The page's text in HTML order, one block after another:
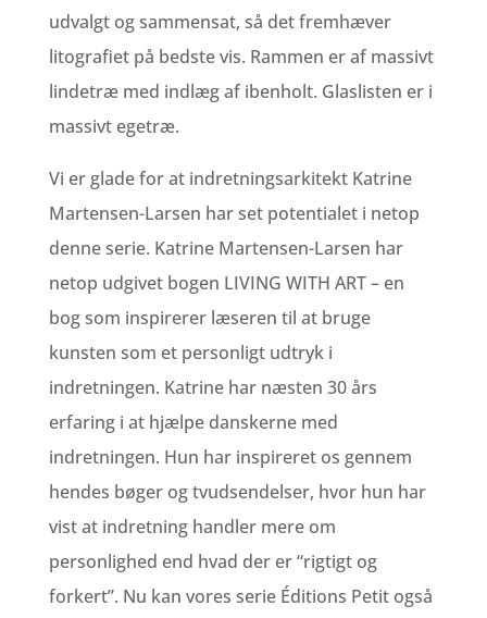
udvalgt og sammensat, så det fremhæver
litografiet på bedste vis. Rammen er af massivt
lindetræ med indlæg af ibenholt. Glaslisten er i
massivt egetræ.
Vi er glade for at indretningsarkitekt Katrine
Martensen-Larsen har set potentialet i netop
denne serie. Katrine Martensen-Larsen har
netop udgivet bogen LIVING WITH ART – en
bog som inspirerer læseren til at bruge
kunsten som et personligt udtryk i
indretningen. Katrine har næsten 30 års
erfaring i at hjælpe danskerne med
indretningen. Hun har inspireret os gennem
hendes bøger og tvudsendelser, hvor hun har
vist at indretning handler mere om
personlighed end hvad der er “rigtigt og
forkert”. Nu kan vores serie Éditions Petit også